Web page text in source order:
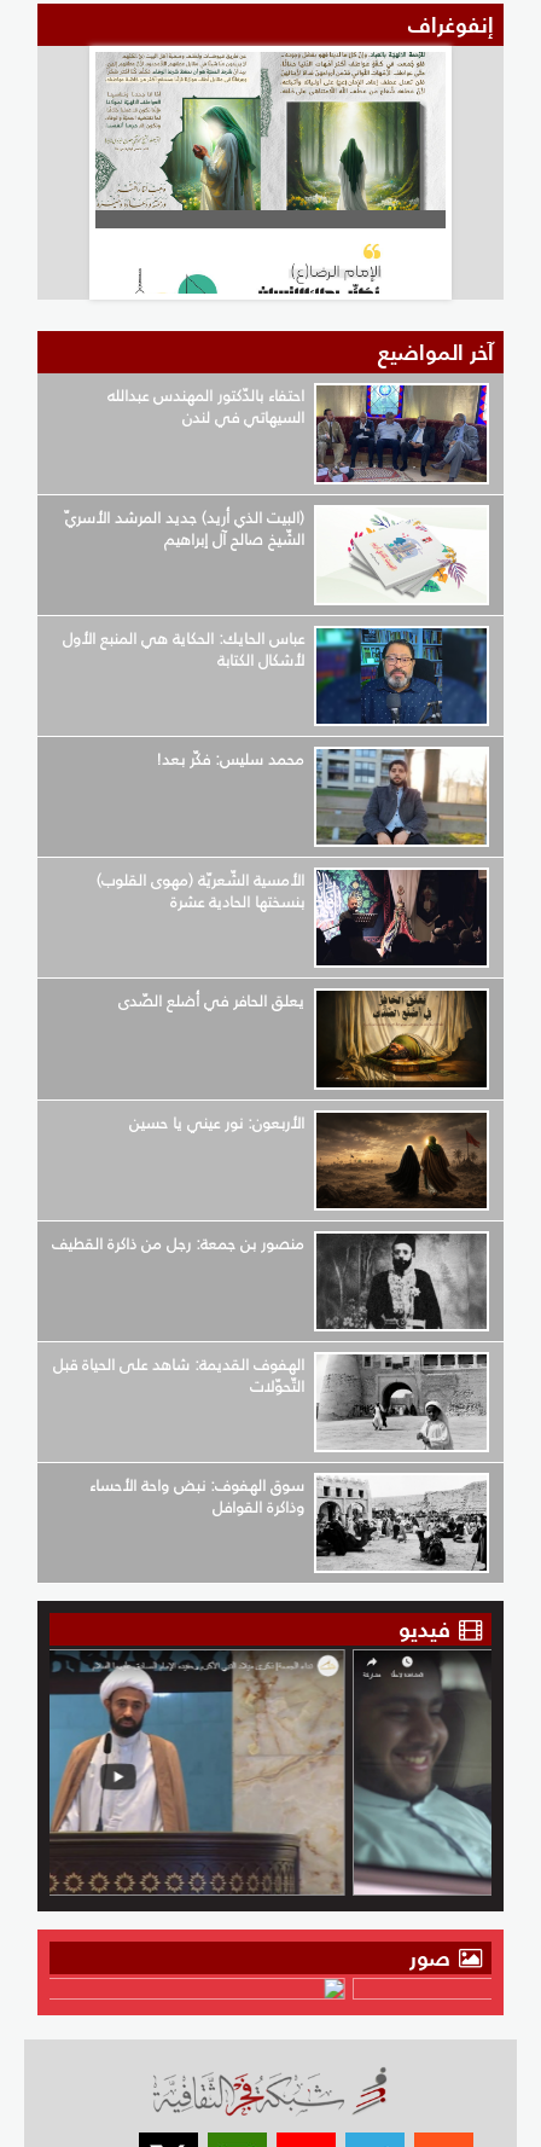
إنفوغراف
آخر المواضيع
احتفاء بالدّكتور المهندس عبدالله
السيهاتي في لندن
(البيت الذي أريد) جديد المرشد الأسريّ
الشّيخ صالح آل إبراهيم
عباس الحايك: الحكاية هي المنبع الأول
لأشكال الكتابة
محمد سليس: فكّر بعد!
الأمسية الشّعريّة (مهوى القلوب)
بنسختها الحادية عشرة
يعلق الحافر في أضلع الصّدى
الأربعون: نور عيني يا حسين
منصور بن جمعة: رجل من ذاكرة القطيف
الهفوف القديمة: شاهد على الحياة قبل
التّحوّلات
سوق الهفوف: نبض واحة الأحساء
وذاكرة القوافل
فيديو
صور